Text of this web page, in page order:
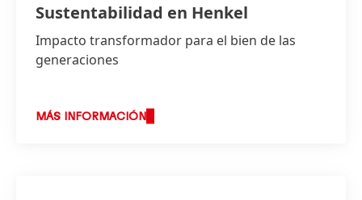
Sustentabilidad en Henkel
Impacto transformador para el bien de las
generaciones
MÁS INFORMACIÓN